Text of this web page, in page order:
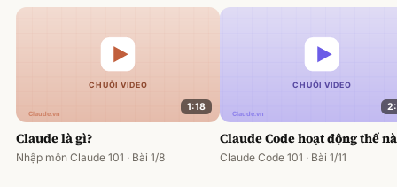
1:18
Claude là gì?
Nhập môn Claude 101 · Bài 1/8
Claude Code hoạt động thế
Claude Code 101 · Bài 1/11